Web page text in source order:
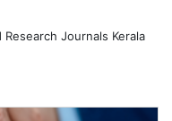
Journals Kerala